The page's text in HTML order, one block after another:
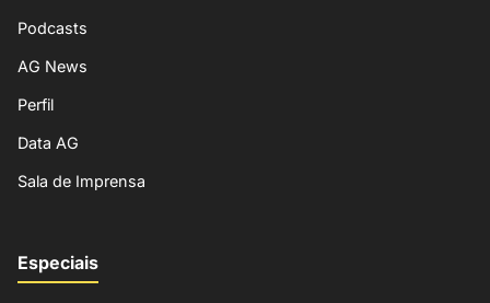
Podcasts
AG News
Perfil
Data AG
Sala de Imprensa
Especiais